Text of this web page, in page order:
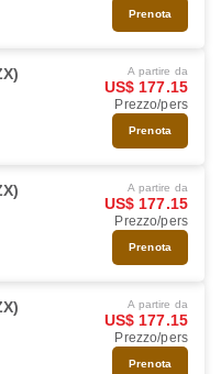
Prenota
A partire da
US$ 177.15
Prezzo/pers
Prenota
A partire da
US$ 177.15
Prezzo/pers
Prenota
A partire da
US$ 177.15
Prezzo/pers
Prenota